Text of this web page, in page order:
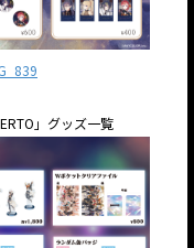
」グッズ一覧